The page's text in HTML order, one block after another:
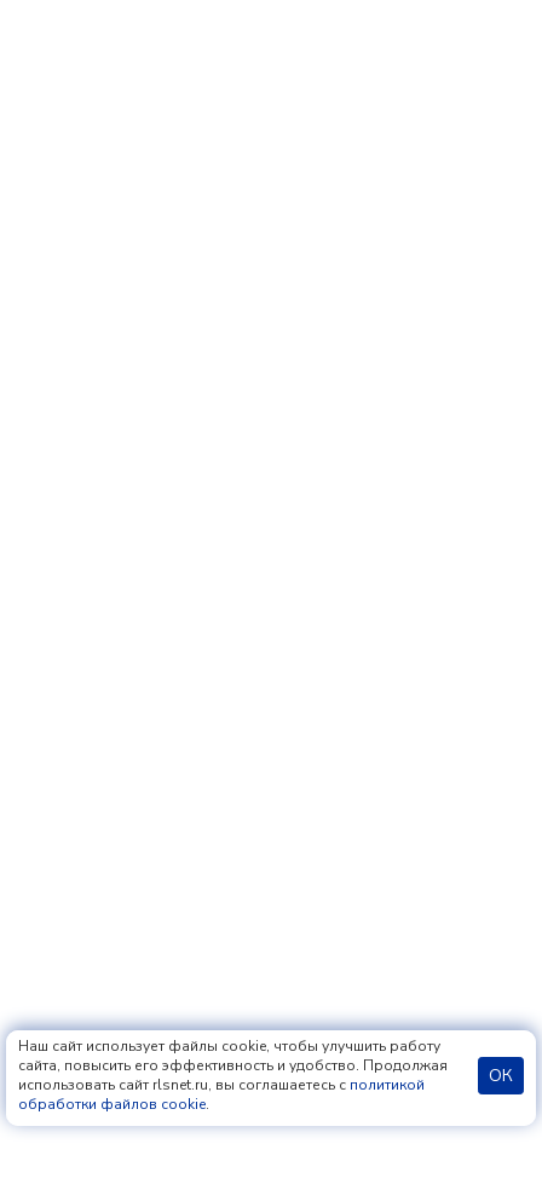
Наш сайт использует файлы cookie, чтобы улучшить работу
сайта, повысить его эффективность и удобство. Продолжая
использовать сайт rlsnet.ru, вы соглашаетесь с политикой
обработки файлов cookie.
ОК